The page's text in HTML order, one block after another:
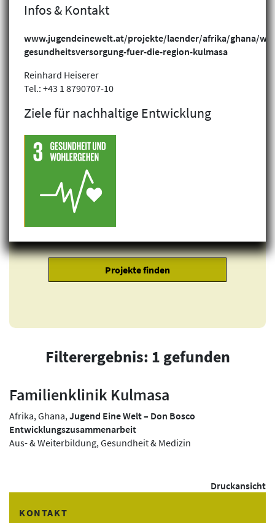
Klimagerechtigkeit
Geschlechtergerechtigkeit
Inklusion
Filterergebnis: 1 gefunden
Familienklinik Kulmasa
Afrika, Ghana, Jugend Eine Welt – Don Bosco
Entwicklungszusammenarbeit
Aus- & Weiterbildung, Gesundheit & Medizin
Druckansicht
KONTAKT
Infos & Kontakt
www.jugendeinewelt.at/projekte/laender/afrika/ghana/
gesundheitsversorgung-fuer-die-region-kulmasa
Reinhard Heiserer
Tel.: +43 1 8790707-10
Ziele für nachhaltige Entwicklung